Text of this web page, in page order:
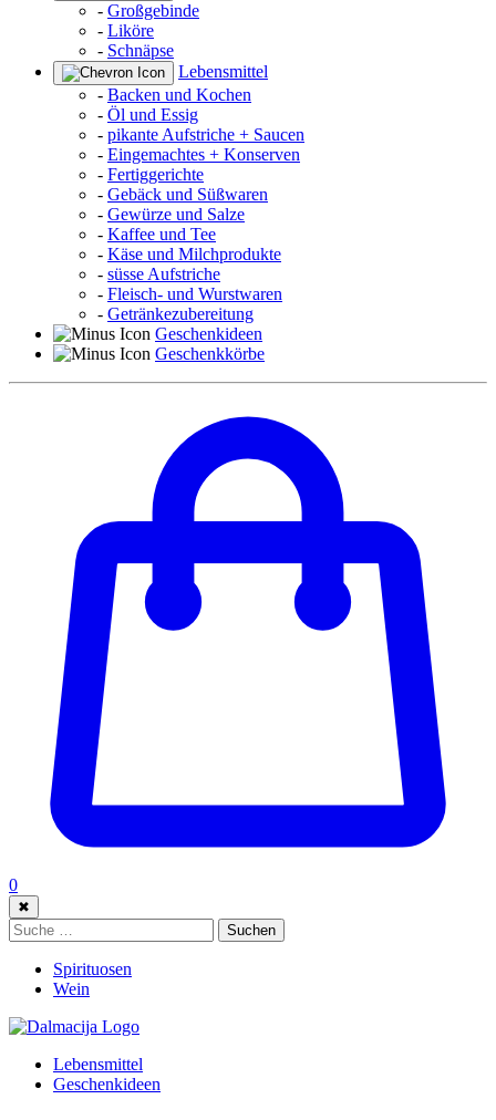
- Großgebinde
- Liköre
- Schnäpse
Lebensmittel
- Backen und Kochen
- Öl und Essig
- pikante Aufstriche + Saucen
- Eingemachtes + Konserven
- Fertiggerichte
- Gebäck und Süßwaren
- Gewürze und Salze
- Kaffee und Tee
- Käse und Milchprodukte
- süsse Aufstriche
- Fleisch- und Wurstwaren
- Getränkezubereitung
Geschenkideen
Geschenkkörbe
0
✖
Suche: Suchen
Spirituosen
Wein
Lebensmittel
Geschenkideen